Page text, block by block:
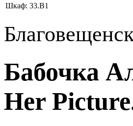
Шкаф: 33.В1
Бабочка
Her